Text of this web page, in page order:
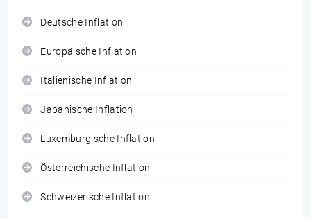
Deutsche Inflation
Europäische Inflation
Italienische Inflation
Japanische Inflation
Luxemburgische Inflation
Österreichische Inflation
Schweizerische Inflation